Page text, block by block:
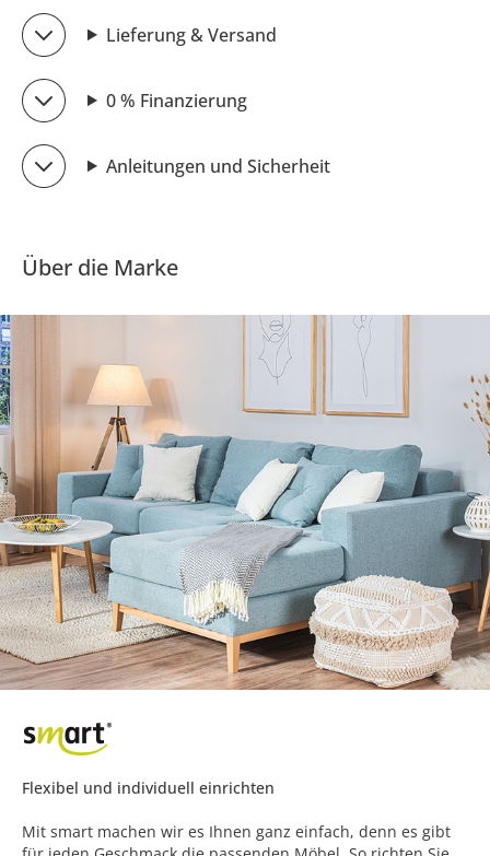
Lieferung & Versand
0 % Finanzierung
Anleitungen und Sicherheit
Über die Marke
Flexibel und individuell einrichten
Mit smart machen wir es Ihnen ganz einfach, denn es gibt